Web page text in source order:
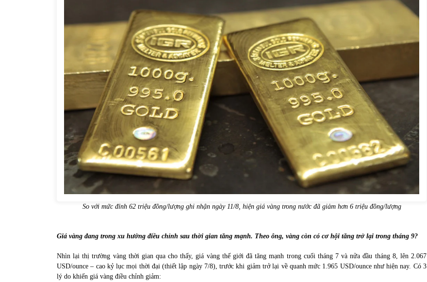
09/11/2021
phiếu nổi bật
So với mức đỉnh 62 triệu đồng/lượng ghi nhận ngày 11/8, hiện giá vàng trong nước đã giảm hơn 6 triệu đồng/lượng
Giá vàng đang trong xu hướng điều chỉnh sau thời gian tăng mạnh. Theo ông, vàng còn có cơ hội tăng trở lại trong tháng 9?
Nhìn lại thị trường vàng thời gian qua cho thấy, giá vàng thế giới đã tăng mạnh trong cuối tháng 7 và nửa đầu tháng 8, lên 2.067
USD/ounce – cao kỷ lục mọi thời đại (thiết lập ngày 7/8), trước khi giảm trở lại về quanh mức 1.965 USD/ounce như hiện nay. Có 3
lý do khiến giá vàng điều chỉnh giảm: